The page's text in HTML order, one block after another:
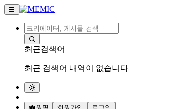
최근검색어
최근 검색어 내역이 없습니다